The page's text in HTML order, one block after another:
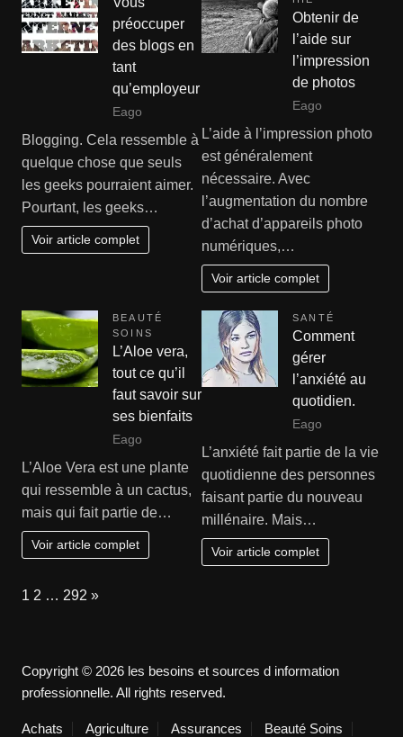
préoccuper
des blogs en
tant
qu’employeur
Eago
Blogging. Cela ressemble à
quelque chose que seuls
les geeks pourraient aimer.
Pourtant, les geeks…
Voir article complet
Obtenir de
l’aide sur
l’impression
de photos
Eago
L’aide à l’impression photo
est généralement
nécessaire. Avec
l’augmentation du nombre
d’achat d’appareils photo
numériques,…
Voir article complet
BEAUTÉ
SOINS
L’Aloe vera,
tout ce qu’il
faut savoir sur
ses bienfaits
Eago
L’Aloe Vera est une plante
qui ressemble à un cactus,
mais qui fait partie de…
Voir article complet
SANTÉ
Comment
gérer
l’anxiété au
quotidien.
Eago
L’anxiété fait partie de la vie
quotidienne des personnes
faisant partie du nouveau
millénaire. Mais…
Voir article complet
Page:
1 2 … 292 Next
»
Copyright © 2026 les besoins et sources d information
professionnelle. All rights reserved.
Achats Agriculture Assurances Beauté Soins